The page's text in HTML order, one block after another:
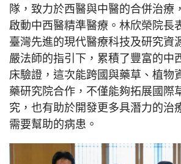
隊，致力於西醫與中醫的合併治療
啟動中西醫精準醫療。林欣榮院長
臺灣先進的現代醫療科技及研究資
嚴法師的指引下，累積了豐富的中
床驗證，這次能跨國與藥草、植物
藥研究院合作，不僅能夠拓展國際
究，也有助於開發更多具潛力的治
需要幫助的病患。